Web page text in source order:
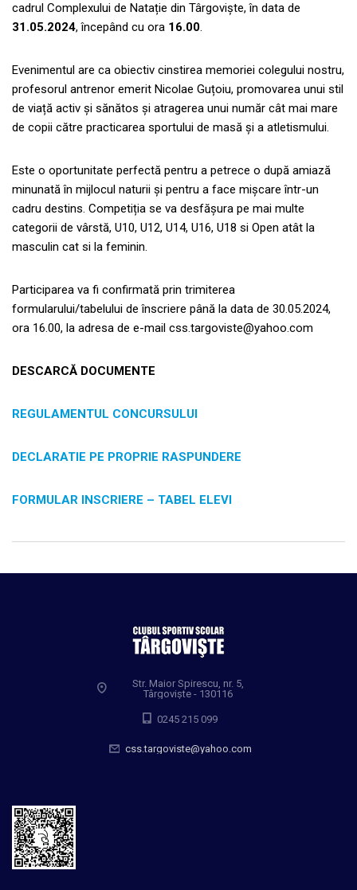
cadrul Complexului de Natație din Târgoviște, în data de
31.05.2024, începând cu ora 16.00.
Evenimentul are ca obiectiv cinstirea memoriei colegului nostru,
profesorul antrenor emerit Nicolae Guțoiu, promovarea unui stil
de viață activ și sănătos și atragerea unui număr cât mai mare
de copii către practicarea sportului de masă și a atletismului.
Este o oportunitate perfectă pentru a petrece o după amiază
minunată în mijlocul naturii și pentru a face mișcare într-un
cadru destins. Competiția se va desfășura pe mai multe
categorii de vârstă, U10, U12, U14, U16, U18 si Open atât la
masculin cat si la feminin.
Participarea va fi confirmată prin trimiterea
formularului/tabelului de înscriere până la data de 30.05.2024,
ora 16.00, la adresa de e-mail css.targoviste@yahoo.com
DESCARCĂ DOCUMENTE
REGULAMENTUL CONCURSULUI
DECLARATIE PE PROPRIE RASPUNDERE
FORMULAR INSCRIERE – TABEL ELEVI
Str. Maior Spirescu, nr. 5,
Târgoviște - 130116
0245 215 099
css.targoviste@yahoo.com